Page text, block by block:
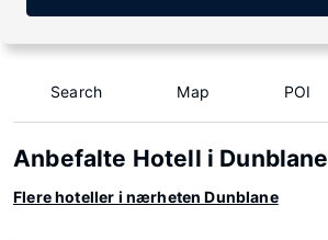
Search Map POI
Anbefalte Hotell i Dunblane
Flere hoteller i nærheten Dunblane